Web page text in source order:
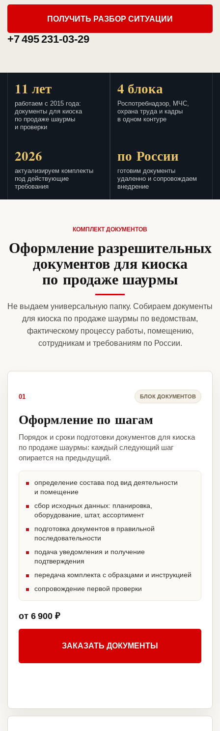
ПОЛУЧИТЬ РАЗБОР СИТУАЦИИ
+7 495 231-03-29
11 лет
работаем с 2015 года:
документы для киоска
по продаже шаурмы
и проверки
4 блока
Роспотребнадзор, МЧС,
охрана труда и кадры
в одном контуре
2026
актуализируем комплекты
под действующие
требования
по России
готовим документы
удаленно и сопровождаем
внедрение
КОМПЛЕКТ ДОКУМЕНТОВ
Оформление разрешительных
документов для киоска
по продаже шаурмы
Не выдаем универсальную папку. Собираем документы
для киоска по продаже шаурмы по ведомствам,
фактическому процессу работы, помещению,
сотрудникам и требованиям по России.
01 БЛОК ДОКУМЕНТОВ
Оформление по шагам
Порядок и сроки подготовки документов для киоска
по продаже шаурмы: каждый следующий шаг
опирается на предыдущий.
определение состава под вид деятельности
и помещение
сбор исходных данных: планировка,
оборудование, штат, ассортимент
подготовка документов в правильной
последовательности
подача уведомления и получение
подтверждения
передача комплекта с образцами и инструкцией
сопровождение первой проверки
от 6 900 ₽
ЗАКАЗАТЬ ДОКУМЕНТЫ